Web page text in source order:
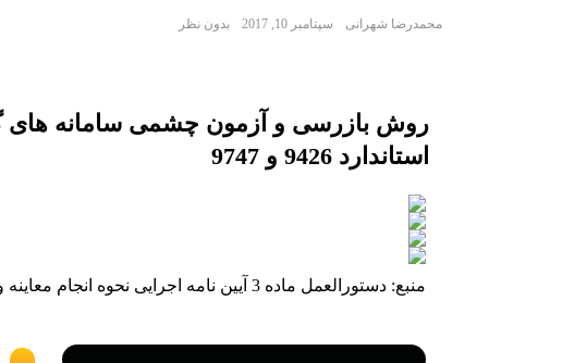
محمدرضا شهرانی سپتامبر 10, 2017 بدون نظر
روش بازرسی و آزمون چشمی سامانه های
استاندارد 9426 و 9747
منبع: دستورالعمل ماده 3 آیین نامه اجرایی نحوه انجام معاینه و صدور برگه معاینه فنی خودرو